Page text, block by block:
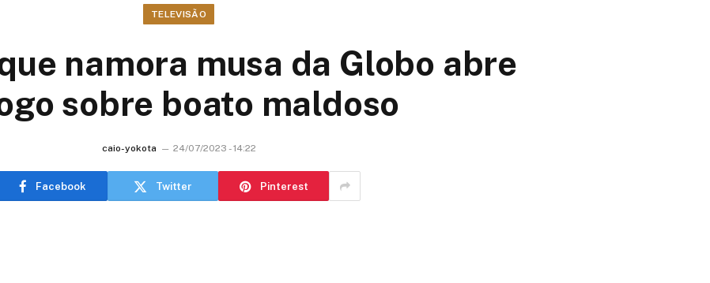
TELEVISÃO
namora musa da Globo abre
sobre boato maldoso
caio-yokota 24/07/2023 - 14:22
Facebook Twitter Pinterest